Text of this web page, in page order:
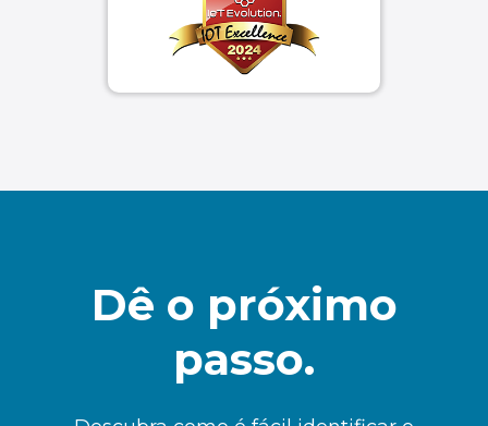
Dê o próximo
passo.